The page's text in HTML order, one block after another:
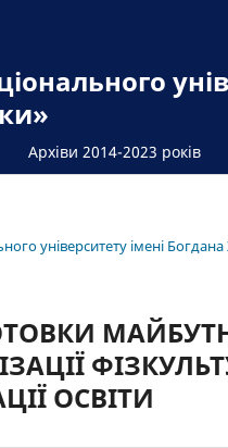
Архіви 2014-2023 років
університету імені
ОСВІТИ